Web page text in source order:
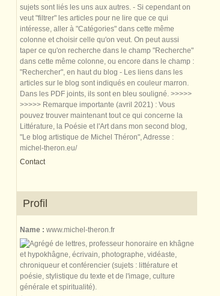
sujets sont liés les uns aux autres. - Si cependant on
veut "filtrer" les articles pour ne lire que ce qui
intéresse, aller à "Catégories" dans cette même
colonne et choisir celle qu'on veut. On peut aussi
taper ce qu'on recherche dans le champ "Recherche"
dans cette même colonne, ou encore dans le champ :
"Rechercher", en haut du blog - Les liens dans les
articles sur le blog sont indiqués en couleur marron.
Dans les PDF joints, ils sont en bleu souligné. >>>>>
>>>>> Remarque importante (avril 2021) : Vous
pouvez trouver maintenant tout ce qui concerne la
Littérature, la Poésie et l'Art dans mon second blog,
"Le blog artistique de Michel Théron", Adresse :
michel-theron.eu/
Contact
Profil
Name : www.michel-theron.fr